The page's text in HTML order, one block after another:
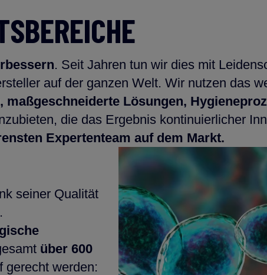
. Seit Jahren tun wir dies mit
auf der ganzen Welt. Wir nutzen das
maßgeschneiderte Lösungen,
die das Ergebnis kontinuierlicher
Expertenteam auf dem Markt.
seiner Qualität
über 600
gerecht werden: